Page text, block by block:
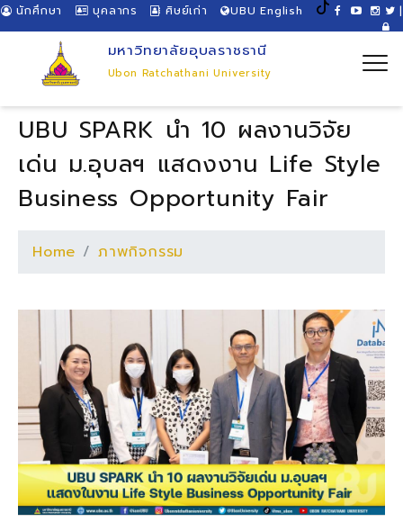
นักศึกษา บุคลากร ศิษย์เก่า UBU English |
มหาวิทยาลัยอุบลราชธานี
Ubon Ratchathani University
UBU SPARK นำ 10 ผลงานวิจัย
เด่น ม.อุบลฯ แสดงงาน Life Style
Business Opportunity Fair
Home ภาพกิจกรรม